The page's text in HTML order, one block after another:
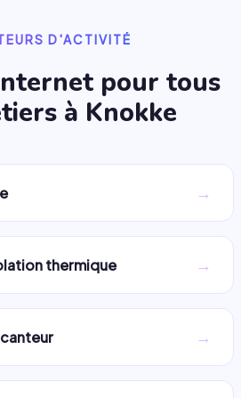
D'ACTIVITÉ
pour tous
à Knokke
→
thermique →
→